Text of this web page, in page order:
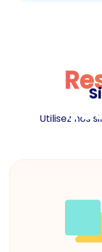
Utilisez nos